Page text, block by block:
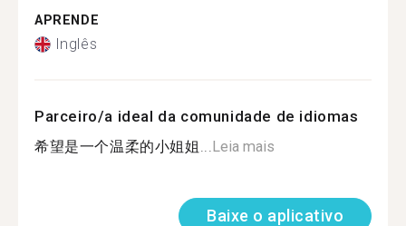
APRENDE
Inglês
Parceiro/a ideal da comunidade de idiomas
希望是一个温柔的小姐姐...Leia mais
Baixe o aplicativo